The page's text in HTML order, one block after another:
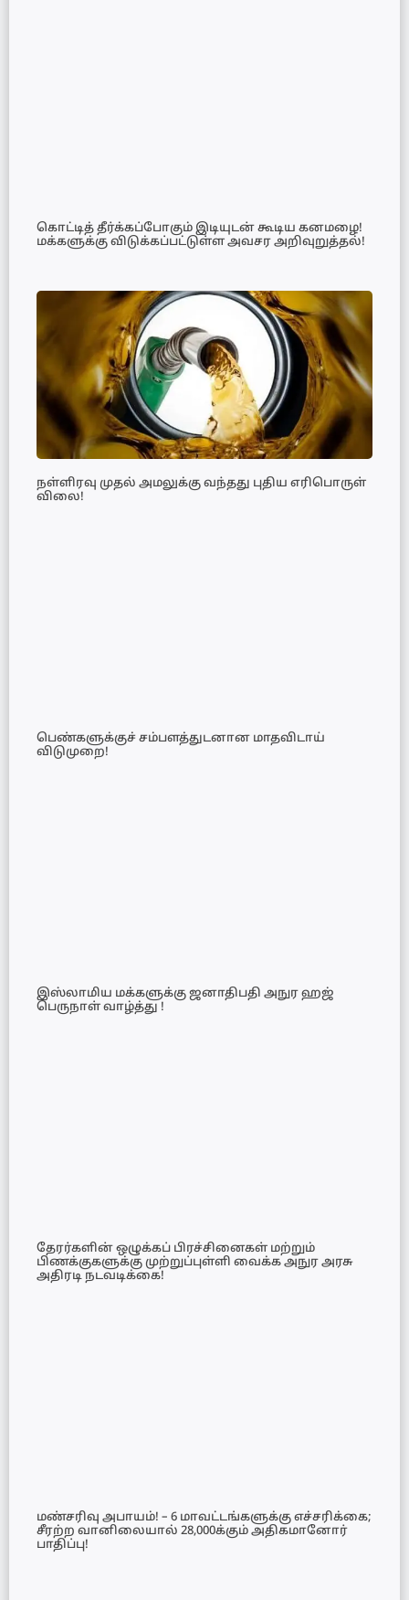
கொட்டித் தீர்க்கப்போகும் இடியுடன் கூடிய கனமழை!
மக்களுக்கு விடுக்கப்பட்டுள்ள அவசர அறிவுறுத்தல்!
நள்ளிரவு முதல் அமலுக்கு வந்தது புதிய எரிபொருள்
விலை!
பெண்களுக்குச் சம்பளத்துடனான மாதவிடாய்
விடுமுறை!
இஸ்லாமிய மக்களுக்கு ஜனாதிபதி அநுர ஹஜ்
பெருநாள் வாழ்த்து !
தேரர்களின் ஒழுக்கப் பிரச்சினைகள் மற்றும்
பிணக்குகளுக்கு முற்றுப்புள்ளி வைக்க அநுர அரசு
அதிரடி நடவடிக்கை!
மண்சரிவு அபாயம்! – 6 மாவட்டங்களுக்கு எச்சரிக்கை;
சீரற்ற வானிலையால் 28,000க்கும் அதிகமானோர்
பாதிப்பு!